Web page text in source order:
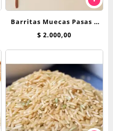
Barritas Muecas Pasas y
Almendras 45 g
$ 2.000,00